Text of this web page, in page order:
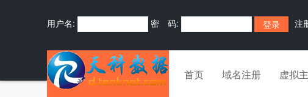
用户名: 密 码: 注
首页 域名注册 虚拟